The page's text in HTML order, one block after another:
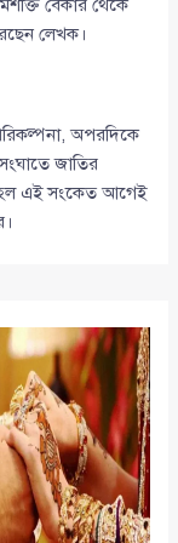
বেকার থেকে
লেখক।
অপরদিকে
জাতির
এই সংকেত আগেই